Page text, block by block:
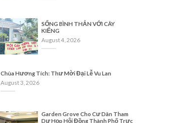
SỐNG BÌNH THẢN VỚI CÂY
KIỂNG
August 4, 2026
Chùa Hương Tích: Thư Mời Đại Lễ Vu Lan
August 3, 2026
Garden Grove Cho Cư Dân Tham
Dự Họp Hội Đồng Thành Phố Trực